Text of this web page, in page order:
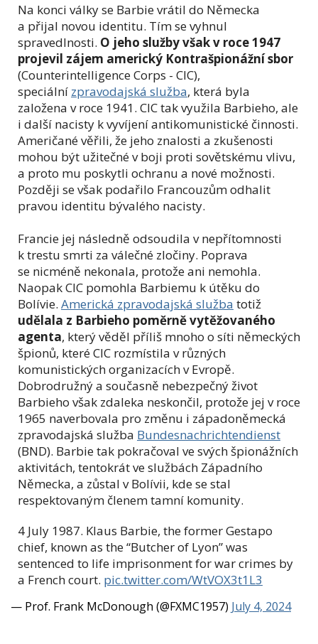
Na konci války se Barbie vrátil do Německa
a přijal novou identitu. Tím se vyhnul
spravedlnosti. O jeho služby však v roce 1947
projevil zájem americký Kontrašpionážní sbor
(Counterintelligence Corps - CIC),
speciální zpravodajská služba, která byla
založena v roce 1941. CIC tak využila Barbieho, ale
i další nacisty k vyvíjení antikomunistické činnosti.
Američané věřili, že jeho znalosti a zkušenosti
mohou být užitečné v boji proti sovětskému vlivu,
a proto mu poskytli ochranu a nové možnosti.
Později se však podařilo Francouzům odhalit
pravou identitu bývalého nacisty.
Francie jej následně odsoudila v nepřítomnosti
k trestu smrti za válečné zločiny. Poprava
se nicméně nekonala, protože ani nemohla.
Naopak CIC pomohla Barbiemu k útěku do
Bolívie. Americká zpravodajská služba totiž
udělala z Barbieho poměrně vytěžovaného
agenta, který věděl příliš mnoho o síti německých
špionů, které CIC rozmístila v různých
komunistických organizacích v Evropě.
Dobrodružný a současně nebezpečný život
Barbieho však zdaleka neskončil, protože jej v roce
1965 naverbovala pro změnu i západoněmecká
zpravodajská služba Bundesnachrichtendienst
(BND). Barbie tak pokračoval ve svých špionážních
aktivitách, tentokrát ve službách Západního
Německa, a zůstal v Bolívii, kde se stal
respektovaným členem tamní komunity.
4 July 1987. Klaus Barbie, the former Gestapo
chief, known as the “Butcher of Lyon” was
sentenced to life imprisonment for war crimes by
a French court. pic.twitter.com/WtVOX3t1L3
— Prof. Frank McDonough (@FXMC1957) July 4, 2024